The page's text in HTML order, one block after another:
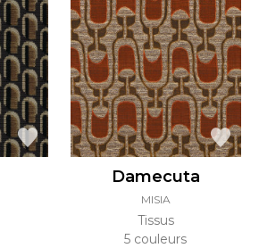
Damecuta
MISIA
Tissus
5 couleurs